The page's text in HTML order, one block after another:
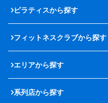
ピラティスから探す
フィットネスクラブから探す
エリアから探す
系列店から探す